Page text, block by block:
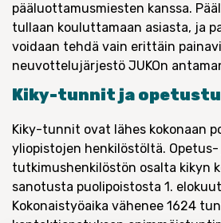
pääluottamusmiesten kanssa.
tullaan kouluttamaan asiasta, ja
voidaan tehdä vain erittäin
neuvottelujärjestö JUKOn
Kiky-tunnit ja
Kiky-tunnit ovat lähes kokonaan
yliopistojen henkilöstöltä. Opetus-
tutkimushenkilöstön osalta kikyn
sanotusta puolipoistosta 1.
Kokonaistyöaika vähenee 1624